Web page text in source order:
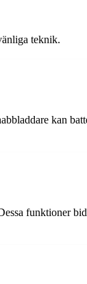
teknik.
kan
funktioner